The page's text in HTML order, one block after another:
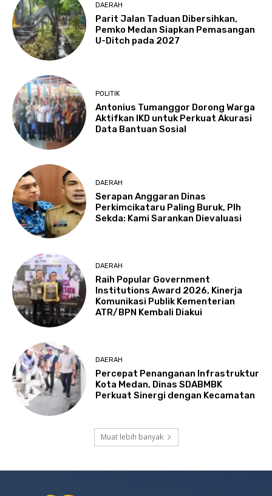
DAERAH
Parit Jalan Taduan Dibersihkan,
Pemko Medan Siapkan Pemasangan
U-Ditch pada 2027
POLITIK
Antonius Tumanggor Dorong Warga
Aktifkan IKD untuk Perkuat Akurasi
Data Bantuan Sosial
DAERAH
Serapan Anggaran Dinas
Perkimcikataru Paling Buruk, Plh
Sekda: Kami Sarankan Dievaluasi
DAERAH
Raih Popular Government
Institutions Award 2026, Kinerja
Komunikasi Publik Kementerian
ATR/BPN Kembali Diakui
DAERAH
Percepat Penanganan Infrastruktur
Kota Medan, Dinas SDABMBK
Perkuat Sinergi dengan Kecamatan
Muat lebih banyak